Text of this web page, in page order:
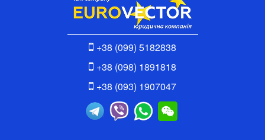
+38 (099) 5182838
+38 (098) 1891818
+38 (093) 1907047